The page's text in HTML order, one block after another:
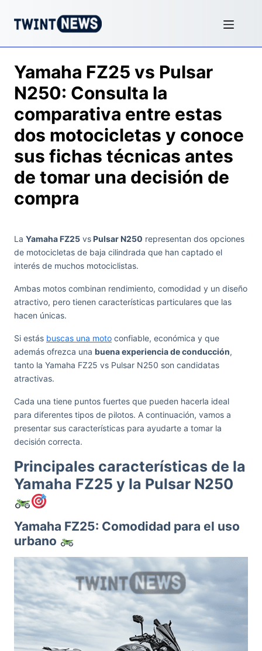
Yamaha FZ25 vs Pulsar
N250: Consulta la
comparativa entre estas
dos motocicletas y conoce
sus fichas técnicas antes
de tomar una decisión de
compra
La Yamaha FZ25 vsPulsar N250 representan dos opciones
de motocicletas de baja cilindrada que han captado el
interés de muchos motociclistas.
Ambas motos combinan rendimiento, comodidad y un diseño
atractivo, pero tienen características particulares que las
hacen únicas.
Si estás buscas una moto confiable, económica y que
además ofrezca una buena experiencia de conducción,
tanto la Yamaha FZ25 vs Pulsar N250 son candidatas
atractivas.
Cada una tiene puntos fuertes que pueden hacerla ideal
para diferentes tipos de pilotos. A continuación, vamos a
presentar sus características para ayudarte a tomar la
decisión correcta.
Principales características de la
Yamaha FZ25 y la Pulsar N250
Yamaha FZ25: Comodidad para el uso
urbano